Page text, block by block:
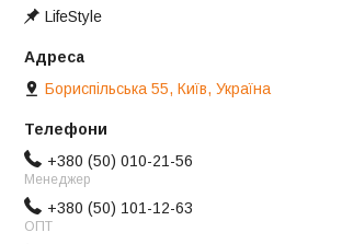
LifeStyle
Бориспільська 55, Київ, Україна
+380 (50) 010-21-56
Менеджер
+380 (50) 101-12-63
ОПТ